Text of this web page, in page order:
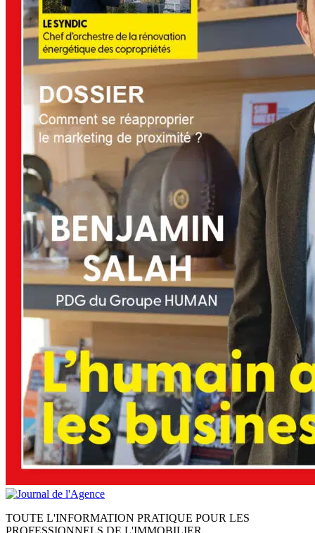
TOUTE L'INFORMATION PRATIQUE POUR LES
PROFESSIONNELS DE L'IMMOBILIER